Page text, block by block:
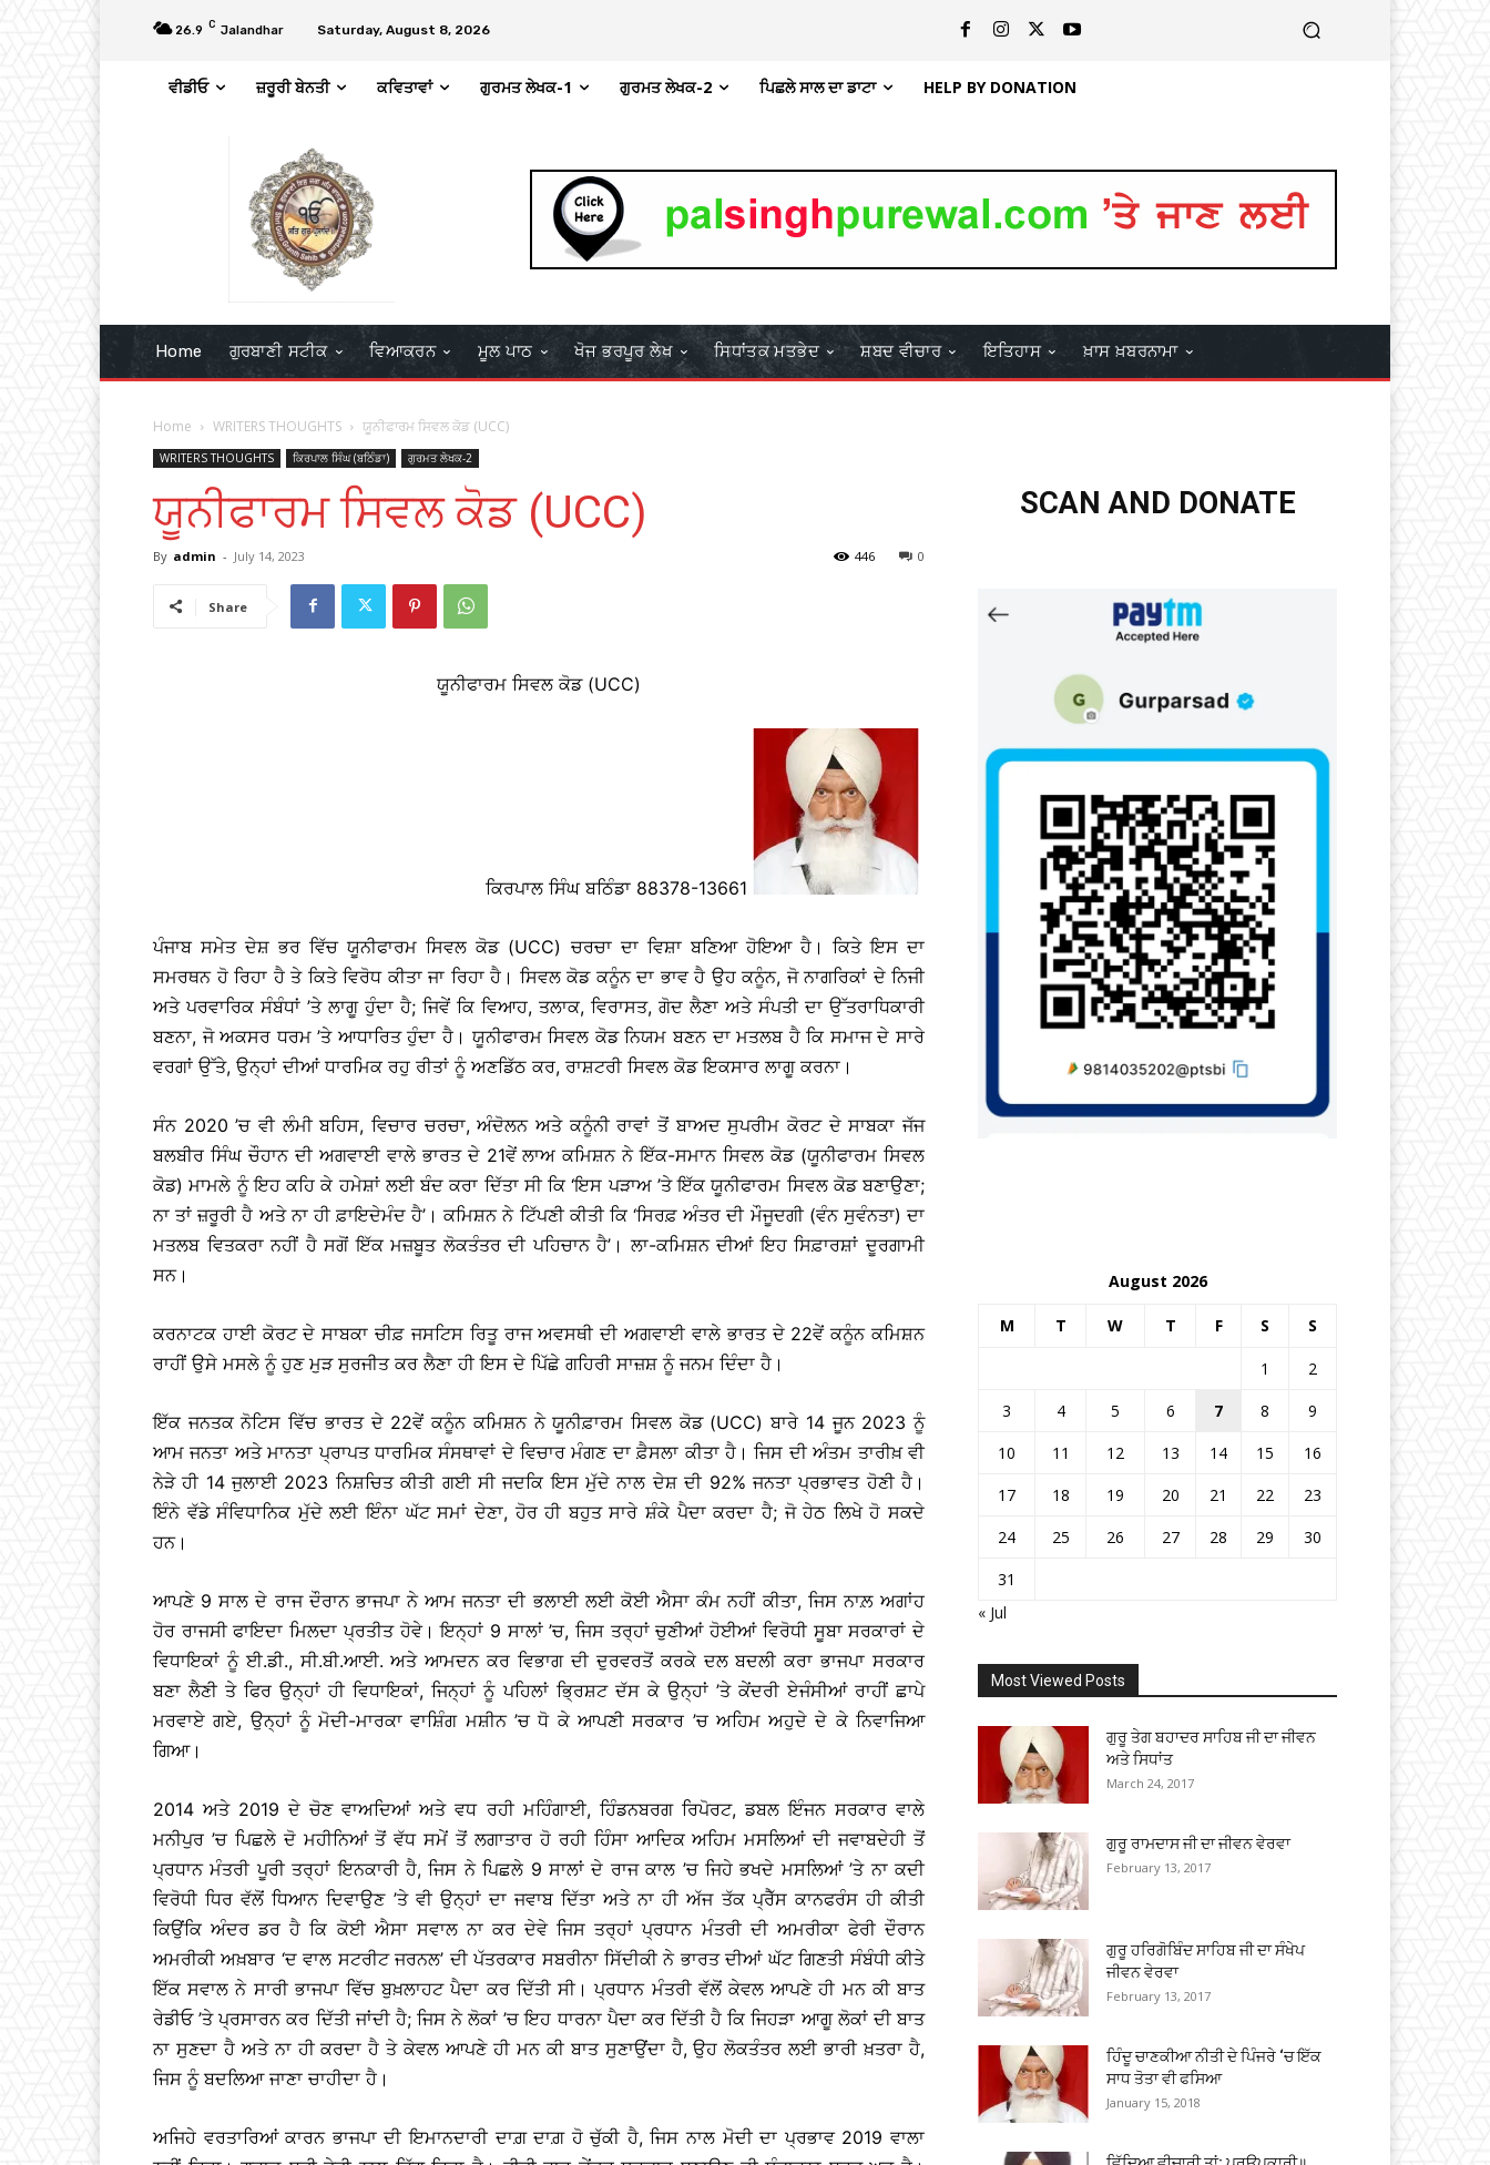
26.9 C Jalandhar Saturday, August 8, 2026
ਵੀਡੀਓ ਜ਼ਰੂਰੀ ਬੇਨਤੀ ਕਵਿਤਾਵਾਂ ਗੁਰਮਤ ਲੇਖਕ-1 ਗੁਰਮਤ ਲੇਖਕ-2 ਪਿਛਲੇ ਸਾਲ ਦਾ ਡਾਟਾ HELP BY DONATION
Home ਗੁਰਬਾਣੀ ਸਟੀਕ ਵਿਆਕਰਨ ਮੂਲ ਪਾਠ ਖੋਜ ਭਰਪੂਰ ਲੇਖ ਸਿਧਾਂਤਕ ਮਤਭੇਦ ਸ਼ਬਦ ਵੀਚਾਰ ਇਤਿਹਾਸ ਖ਼ਾਸ ਖ਼ਬਰਨਾਮਾ
Home WRITERS THOUGHTS ਯੂਨੀਫਾਰਮ ਸਿਵਲ ਕੋਡ (UCC)
WRITERS THOUGHTS ਕਿਰਪਾਲ ਸਿੰਘ (ਬਠਿੰਡਾ) ਗੁਰਮਤ ਲੇਖਕ-2
ਯੂਨੀਫਾਰਮ ਸਿਵਲ ਕੋਡ (UCC)
By admin - July 14, 2023 0
446
Share
ਯੂਨੀਫਾਰਮ ਸਿਵਲ ਕੋਡ (UCC)
ਕਿਰਪਾਲ ਸਿੰਘ ਬਠਿੰਡਾ 88378-13661
ਪੰਜਾਬ ਸਮੇਤ ਦੇਸ਼ ਭਰ ਵਿੱਚ ਯੂਨੀਫਾਰਮ ਸਿਵਲ ਕੋਡ (UCC) ਚਰਚਾ ਦਾ ਵਿਸ਼ਾ ਬਣਿਆ ਹੋਇਆ ਹੈ। ਕਿਤੇ ਇਸ ਦਾ
ਸਮਰਥਨ ਹੋ ਰਿਹਾ ਹੈ ਤੇ ਕਿਤੇ ਵਿਰੋਧ ਕੀਤਾ ਜਾ ਰਿਹਾ ਹੈ। ਸਿਵਲ ਕੋਡ ਕਨੂੰਨ ਦਾ ਭਾਵ ਹੈ ਉਹ ਕਨੂੰਨ, ਜੋ ਨਾਗਰਿਕਾਂ ਦੇ ਨਿਜੀ
ਅਤੇ ਪਰਵਾਰਿਕ ਸੰਬੰਧਾਂ ’ਤੇ ਲਾਗੂ ਹੁੰਦਾ ਹੈ; ਜਿਵੇਂ ਕਿ ਵਿਆਹ, ਤਲਾਕ, ਵਿਰਾਸਤ, ਗੋਦ ਲੈਣਾ ਅਤੇ ਸੰਪਤੀ ਦਾ ਉੱਤਰਾਧਿਕਾਰੀ
ਬਣਨਾ, ਜੋ ਅਕਸਰ ਧਰਮ ’ਤੇ ਆਧਾਰਿਤ ਹੁੰਦਾ ਹੈ। ਯੂਨੀਫਾਰਮ ਸਿਵਲ ਕੋਡ ਨਿਯਮ ਬਣਨ ਦਾ ਮਤਲਬ ਹੈ ਕਿ ਸਮਾਜ ਦੇ ਸਾਰੇ
ਵਰਗਾਂ ਉੱਤੇ, ਉਨ੍ਹਾਂ ਦੀਆਂ ਧਾਰਮਿਕ ਰਹੁ ਰੀਤਾਂ ਨੂੰ ਅਣਡਿੱਠ ਕਰ, ਰਾਸ਼ਟਰੀ ਸਿਵਲ ਕੋਡ ਇਕਸਾਰ ਲਾਗੂ ਕਰਨਾ।
ਸੰਨ 2020 ’ਚ ਵੀ ਲੰਮੀ ਬਹਿਸ, ਵਿਚਾਰ ਚਰਚਾ, ਅੰਦੋਲਨ ਅਤੇ ਕਨੂੰਨੀ ਰਾਵਾਂ ਤੋਂ ਬਾਅਦ ਸੁਪਰੀਮ ਕੋਰਟ ਦੇ ਸਾਬਕਾ ਜੱਜ
ਬਲਬੀਰ ਸਿੰਘ ਚੌਹਾਨ ਦੀ ਅਗਵਾਈ ਵਾਲੇ ਭਾਰਤ ਦੇ 21ਵੇਂ ਲਾਅ ਕਮਿਸ਼ਨ ਨੇ ਇੱਕ-ਸਮਾਨ ਸਿਵਲ ਕੋਡ (ਯੂਨੀਫਾਰਮ ਸਿਵਲ
ਕੋਡ) ਮਾਮਲੇ ਨੂੰ ਇਹ ਕਹਿ ਕੇ ਹਮੇਸ਼ਾਂ ਲਈ ਬੰਦ ਕਰਾ ਦਿੱਤਾ ਸੀ ਕਿ ‘ਇਸ ਪੜਾਅ ’ਤੇ ਇੱਕ ਯੂਨੀਫਾਰਮ ਸਿਵਲ ਕੋਡ ਬਣਾਉਣਾ;
ਨਾ ਤਾਂ ਜ਼ਰੂਰੀ ਹੈ ਅਤੇ ਨਾ ਹੀ ਫ਼ਾਇਦੇਮੰਦ ਹੈ’। ਕਮਿਸ਼ਨ ਨੇ ਟਿੱਪਣੀ ਕੀਤੀ ਕਿ ‘ਸਿਰਫ਼ ਅੰਤਰ ਦੀ ਮੌਜੂਦਗੀ (ਵੰਨ ਸੁਵੰਨਤਾ) ਦਾ
ਮਤਲਬ ਵਿਤਕਰਾ ਨਹੀਂ ਹੈ ਸਗੋਂ ਇੱਕ ਮਜ਼ਬੂਤ ਲੋਕਤੰਤਰ ਦੀ ਪਹਿਚਾਨ ਹੈ’। ਲਾ-ਕਮਿਸ਼ਨ ਦੀਆਂ ਇਹ ਸਿਫ਼ਾਰਸ਼ਾਂ ਦੂਰਗਾਮੀ
ਸਨ।
ਕਰਨਾਟਕ ਹਾਈ ਕੋਰਟ ਦੇ ਸਾਬਕਾ ਚੀਫ਼ ਜਸਟਿਸ ਰਿਤੂ ਰਾਜ ਅਵਸਥੀ ਦੀ ਅਗਵਾਈ ਵਾਲੇ ਭਾਰਤ ਦੇ 22ਵੇਂ ਕਨੂੰਨ ਕਮਿਸ਼ਨ
ਰਾਹੀਂ ਉਸੇ ਮਸਲੇ ਨੂੰ ਹੁਣ ਮੁੜ ਸੁਰਜੀਤ ਕਰ ਲੈਣਾ ਹੀ ਇਸ ਦੇ ਪਿੱਛੇ ਗਹਿਰੀ ਸਾਜ਼ਸ਼ ਨੂੰ ਜਨਮ ਦਿੰਦਾ ਹੈ।
ਇੱਕ ਜਨਤਕ ਨੋਟਿਸ ਵਿੱਚ ਭਾਰਤ ਦੇ 22ਵੇਂ ਕਨੂੰਨ ਕਮਿਸ਼ਨ ਨੇ ਯੂਨੀਫ਼ਾਰਮ ਸਿਵਲ ਕੋਡ (UCC) ਬਾਰੇ 14 ਜੂਨ 2023 ਨੂੰ
ਆਮ ਜਨਤਾ ਅਤੇ ਮਾਨਤਾ ਪ੍ਰਾਪਤ ਧਾਰਮਿਕ ਸੰਸਥਾਵਾਂ ਦੇ ਵਿਚਾਰ ਮੰਗਣ ਦਾ ਫ਼ੈਸਲਾ ਕੀਤਾ ਹੈ। ਜਿਸ ਦੀ ਅੰਤਮ ਤਾਰੀਖ਼ ਵੀ
ਨੇੜੇ ਹੀ 14 ਜੁਲਾਈ 2023 ਨਿਸ਼ਚਿਤ ਕੀਤੀ ਗਈ ਸੀ ਜਦਕਿ ਇਸ ਮੁੱਦੇ ਨਾਲ ਦੇਸ਼ ਦੀ 92% ਜਨਤਾ ਪ੍ਰਭਾਵਤ ਹੋਣੀ ਹੈ।
ਇੰਨੇ ਵੱਡੇ ਸੰਵਿਧਾਨਿਕ ਮੁੱਦੇ ਲਈ ਇੰਨਾ ਘੱਟ ਸਮਾਂ ਦੇਣਾ, ਹੋਰ ਹੀ ਬਹੁਤ ਸਾਰੇ ਸ਼ੰਕੇ ਪੈਦਾ ਕਰਦਾ ਹੈ; ਜੋ ਹੇਠ ਲਿਖੇ ਹੋ ਸਕਦੇ
ਹਨ।
ਆਪਣੇ 9 ਸਾਲ ਦੇ ਰਾਜ ਦੌਰਾਨ ਭਾਜਪਾ ਨੇ ਆਮ ਜਨਤਾ ਦੀ ਭਲਾਈ ਲਈ ਕੋਈ ਐਸਾ ਕੰਮ ਨਹੀਂ ਕੀਤਾ, ਜਿਸ ਨਾਲ਼ ਅਗਾਂਹ
ਹੋਰ ਰਾਜਸੀ ਫਾਇਦਾ ਮਿਲਦਾ ਪ੍ਰਤੀਤ ਹੋਵੇ। ਇਨ੍ਹਾਂ 9 ਸਾਲਾਂ ’ਚ, ਜਿਸ ਤਰ੍ਹਾਂ ਚੁਣੀਆਂ ਹੋਈਆਂ ਵਿਰੋਧੀ ਸੂਬਾ ਸਰਕਾਰਾਂ ਦੇ
ਵਿਧਾਇਕਾਂ ਨੂੰ ਈ.ਡੀ., ਸੀ.ਬੀ.ਆਈ. ਅਤੇ ਆਮਦਨ ਕਰ ਵਿਭਾਗ ਦੀ ਦੁਰਵਰਤੋਂ ਕਰਕੇ ਦਲ ਬਦਲੀ ਕਰਾ ਭਾਜਪਾ ਸਰਕਾਰ
ਬਣਾ ਲੈਣੀ ਤੇ ਫਿਰ ਉਨ੍ਹਾਂ ਹੀ ਵਿਧਾਇਕਾਂ, ਜਿਨ੍ਹਾਂ ਨੂੰ ਪਹਿਲਾਂ ਭ੍ਰਿਸ਼ਟ ਦੱਸ ਕੇ ਉਨ੍ਹਾਂ ’ਤੇ ਕੇਂਦਰੀ ਏਜੰਸੀਆਂ ਰਾਹੀਂ ਛਾਪੇ
ਮਰਵਾਏ ਗਏ, ਉਨ੍ਹਾਂ ਨੂੰ ਮੋਦੀ-ਮਾਰਕਾ ਵਾਸ਼ਿੰਗ ਮਸ਼ੀਨ ’ਚ ਧੋ ਕੇ ਆਪਣੀ ਸਰਕਾਰ ’ਚ ਅਹਿਮ ਅਹੁਦੇ ਦੇ ਕੇ ਨਿਵਾਜਿਆ
ਗਿਆ।
2014 ਅਤੇ 2019 ਦੇ ਚੋਣ ਵਾਅਦਿਆਂ ਅਤੇ ਵਧ ਰਹੀ ਮਹਿੰਗਾਈ, ਹਿੰਡਨਬਰਗ ਰਿਪੋਰਟ, ਡਬਲ ਇੰਜਨ ਸਰਕਾਰ ਵਾਲੇ
ਮਨੀਪੁਰ ’ਚ ਪਿਛਲੇ ਦੋ ਮਹੀਨਿਆਂ ਤੋਂ ਵੱਧ ਸਮੇਂ ਤੋਂ ਲਗਾਤਾਰ ਹੋ ਰਹੀ ਹਿੰਸਾ ਆਦਿਕ ਅਹਿਮ ਮਸਲਿਆਂ ਦੀ ਜਵਾਬਦੇਹੀ ਤੋਂ
ਪ੍ਰਧਾਨ ਮੰਤਰੀ ਪੂਰੀ ਤਰ੍ਹਾਂ ਇਨਕਾਰੀ ਹੈ, ਜਿਸ ਨੇ ਪਿਛਲੇ 9 ਸਾਲਾਂ ਦੇ ਰਾਜ ਕਾਲ ’ਚ ਜਿਹੇ ਭਖਦੇ ਮਸਲਿਆਂ ’ਤੇ ਨਾ ਕਦੀ
ਵਿਰੋਧੀ ਧਿਰ ਵੱਲੋਂ ਧਿਆਨ ਦਿਵਾਉਣ ’ਤੇ ਵੀ ਉਨ੍ਹਾਂ ਦਾ ਜਵਾਬ ਦਿੱਤਾ ਅਤੇ ਨਾ ਹੀ ਅੱਜ ਤੱਕ ਪ੍ਰੈੱਸ ਕਾਨਫਰੰਸ ਹੀ ਕੀਤੀ
ਕਿਉਂਕਿ ਅੰਦਰ ਡਰ ਹੈ ਕਿ ਕੋਈ ਐਸਾ ਸਵਾਲ ਨਾ ਕਰ ਦੇਵੇ ਜਿਸ ਤਰ੍ਹਾਂ ਪ੍ਰਧਾਨ ਮੰਤਰੀ ਦੀ ਅਮਰੀਕਾ ਫੇਰੀ ਦੌਰਾਨ
ਅਮਰੀਕੀ ਅਖ਼ਬਾਰ ‘ਦ ਵਾਲ ਸਟਰੀਟ ਜਰਨਲ’ ਦੀ ਪੱਤਰਕਾਰ ਸਬਰੀਨਾ ਸਿੱਦੀਕੀ ਨੇ ਭਾਰਤ ਦੀਆਂ ਘੱਟ ਗਿਣਤੀ ਸੰਬੰਧੀ ਕੀਤੇ
ਇੱਕ ਸਵਾਲ ਨੇ ਸਾਰੀ ਭਾਜਪਾ ਵਿੱਚ ਬੁਖ਼ਲਾਹਟ ਪੈਦਾ ਕਰ ਦਿੱਤੀ ਸੀ। ਪ੍ਰਧਾਨ ਮੰਤਰੀ ਵੱਲੋਂ ਕੇਵਲ ਆਪਣੇ ਹੀ ਮਨ ਕੀ ਬਾਤ
ਰੇਡੀਓ ’ਤੇ ਪ੍ਰਸਾਰਨ ਕਰ ਦਿੱਤੀ ਜਾਂਦੀ ਹੈ; ਜਿਸ ਨੇ ਲੋਕਾਂ ’ਚ ਇਹ ਧਾਰਨਾ ਪੈਦਾ ਕਰ ਦਿੱਤੀ ਹੈ ਕਿ ਜਿਹੜਾ ਆਗੂ ਲੋਕਾਂ ਦੀ ਬਾਤ
ਨਾ ਸੁਣਦਾ ਹੈ ਅਤੇ ਨਾ ਹੀ ਕਰਦਾ ਹੈ ਤੇ ਕੇਵਲ ਆਪਣੇ ਹੀ ਮਨ ਕੀ ਬਾਤ ਸੁਣਾਉਂਦਾ ਹੈ, ਉਹ ਲੋਕਤੰਤਰ ਲਈ ਭਾਰੀ ਖ਼ਤਰਾ ਹੈ,
ਜਿਸ ਨੂੰ ਬਦਲਿਆ ਜਾਣਾ ਚਾਹੀਦਾ ਹੈ।
ਅਜਿਹੇ ਵਰਤਾਰਿਆਂ ਕਾਰਨ ਭਾਜਪਾ ਦੀ ਇਮਾਨਦਾਰੀ ਦਾਗ਼ ਦਾਗ਼ ਹੋ ਚੁੱਕੀ ਹੈ, ਜਿਸ ਨਾਲ ਮੋਦੀ ਦਾ ਪ੍ਰਭਾਵ 2019 ਵਾਲਾ
SCAN AND DONATE
August 2026
M T W T F S S
1
2
3
4 5 6 7 8
9
10
11 12 13 14 15
16
17
18 19 20 21 22
23
24
25 26 27 28 29
30
31
« Jul
Most Viewed Posts
ਗੁਰੂ ਤੇਗ ਬਹਾਦਰ ਸਾਹਿਬ ਜੀ ਦਾ ਜੀਵਨ
ਅਤੇ ਸਿਧਾਂਤ
March 24, 2017
ਗੁਰੂ ਰਾਮਦਾਸ ਜੀ ਦਾ ਜੀਵਨ ਵੇਰਵਾ
February 13, 2017
ਗੁਰੂ ਹਰਿਗੋਬਿੰਦ ਸਾਹਿਬ ਜੀ ਦਾ ਸੰਖੇਪ
ਜੀਵਨ ਵੇਰਵਾ
February 13, 2017
ਹਿੰਦੂ ਚਾਣਕੀਆ ਨੀਤੀ ਦੇ ਪਿੰਜਰੇ ‘ਚ ਇੱਕ
ਸਾਧ ਤੋਤਾ ਵੀ ਫਸਿਆ
January 15, 2018